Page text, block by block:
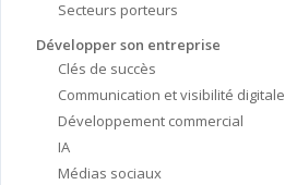
Secteurs porteurs
Développer son entreprise
Clés de succès
Communication et visibilité digitale
Développement commercial
IA
Médias sociaux